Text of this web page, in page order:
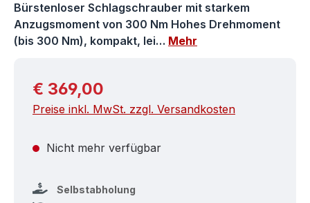
Bürstenloser Schlagschrauber mit starkem
Anzugsmoment von 300 Nm Hohes Drehmoment
(bis 300 Nm), kompakt, lei… Mehr
Regulärer Preis:
€ 369,00
Preise inkl. MwSt. zzgl. Versandkosten
Nicht mehr verfügbar
Selbstabholung